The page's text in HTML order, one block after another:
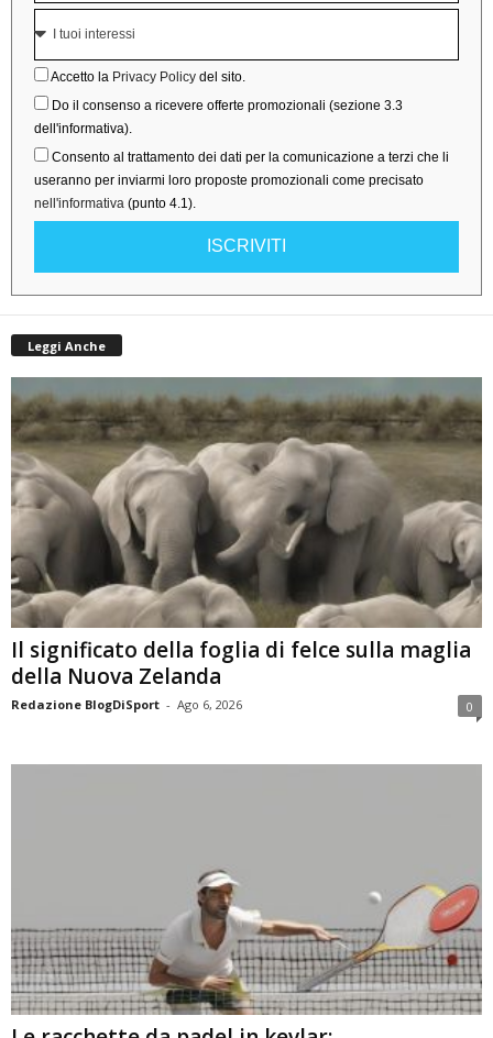
Accetto la Privacy Policy del sito.
Do il consenso a ricevere offerte promozionali (sezione 3.3
dell'informativa).
Consento al trattamento dei dati per la comunicazione a terzi che li
useranno per inviarmi loro proposte promozionali come precisato
nell'informativa (punto 4.1).
ISCRIVITI
Leggi Anche
Il significato della foglia di felce sulla maglia
della Nuova Zelanda
Redazione BlogDiSport - Ago 6, 2026 0